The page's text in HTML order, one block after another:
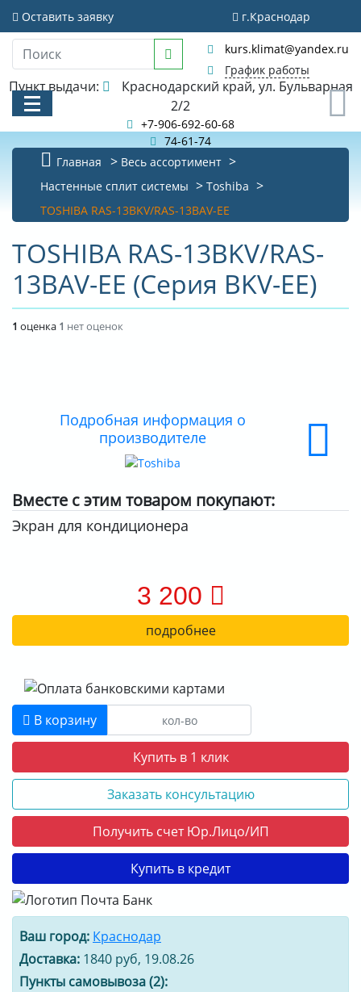
Оставить заявку г.Краснодар
kurs.klimat@yandex.ru
График работы
Пункт выдачи:
2/2
+7-906-692-60-68
74-61-74
КАТАЛОГ
АКЦИИ И РАСПРОДАЖИ
БИБЛИОТЕКА
НОВОСТИ
ОПЛАТА
Главная
Весь ассортимент
Настенные сплит системы
Toshiba
TOSHIBA RAS-13BKV/RAS-13BAV-EE
TOSHIBA RAS-13BKV/RAS-
13BAV-EE (Серия BKV-EE)
1 оценка 1 нет оценок
Подробная информация о
производителе
Вместе с этим товаром покупают:
Экран для кондиционера
3 200
подробнее
В корзину
Купить в 1 клик
Заказать консультацию
Получить счет Юр.Лицо/ИП
Купить в кредит
Ваш город: Краснодар
Доставка: 1840 руб, 19.08.26
Пункты самовывоза (2):